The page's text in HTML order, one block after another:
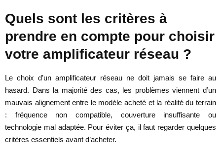
Quels sont les critères à
prendre en compte pour choisir
votre amplificateur réseau ?
Le choix d’un amplificateur réseau ne doit jamais se faire au
hasard. Dans la majorité des cas, les problèmes viennent d’un
mauvais alignement entre le modèle acheté et la réalité du terrain
: fréquence non compatible, couverture insuffisante ou
technologie mal adaptée. Pour éviter ça, il faut regarder quelques
critères essentiels avant d’acheter.